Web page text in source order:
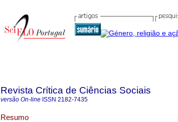
Revista Crítica de Ciências Sociais
versão On-line ISSN 2182-7435
Resumo